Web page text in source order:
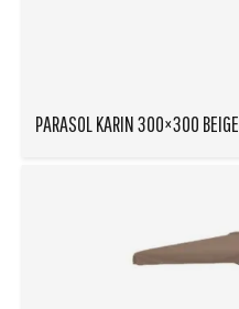
PARASOL KARIN 300×300 BEIGE